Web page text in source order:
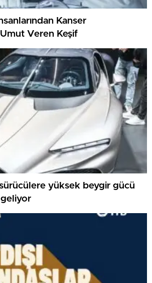
Kanser
Umut Veren Keşif
sürücülere yüksek beygir gücü
geliyor